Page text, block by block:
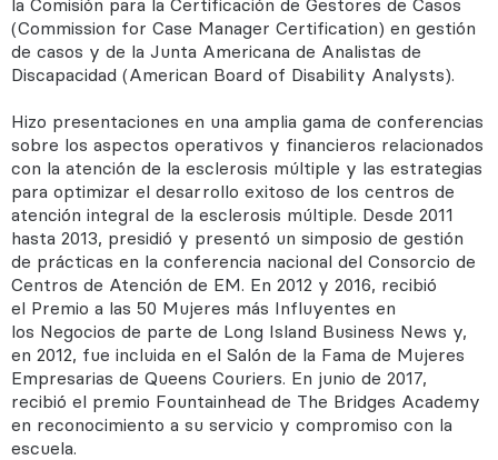
(Commission for Case Manager Certification) en gestión
de casos y de la Junta Americana de Analistas de
Discapacidad (American Board of Disability Analysts).
Hizo presentaciones en una amplia gama de conferencias
sobre los aspectos operativos y financieros relacionados
con la atención de la esclerosis múltiple y las estrategias
para optimizar el desarrollo exitoso de los centros de
atención integral de la esclerosis múltiple. Desde 2011
hasta 2013, presidió y presentó un simposio de gestión
de prácticas en la conferencia nacional del Consorcio de
Centros de Atención de EM. En 2012 y 2016, recibió
el Premio a las 50 Mujeres más Influyentes en
los Negocios de parte de Long Island Business News y,
en 2012, fue incluida en el Salón de la Fama de Mujeres
Empresarias de Queens Couriers. En junio de 2017,
recibió el premio Fountainhead de The Bridges Academy
en reconocimiento a su servicio y compromiso con la
escuela.